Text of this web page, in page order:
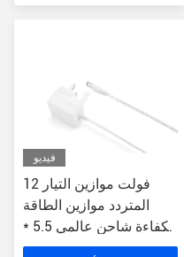
فيديو
12 فولت موازين التيار
المتردد موازين الطاقة
الكفاءة شاحن عالمي 5.5 *
2.1mm